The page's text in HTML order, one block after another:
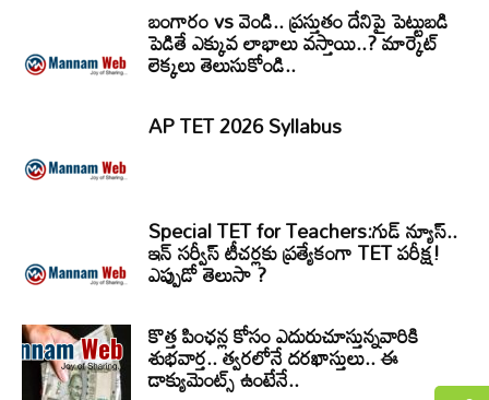
బంగారం vs వెండి.. ప్రస్తుతం దేనిపై పెట్టుబడి
పెడితే ఎక్కువ లాభాలు వస్తాయి..? మార్కెట్
లెక్కలు తెలుసుకోండి..
AP TET 2026 Syllabus
Special TET for Teachers:గుడ్ న్యూస్..
ఇన్ సర్వీస్ టీచర్లకు ప్రత్యేకంగా TET పరీక్ష!
ఎప్పుడో తెలుసా ?
కొత్త పింఛన్ల కోసం ఎదురుచూస్తున్నవారికి
శుభవార్త.. త్వరలోనే దరఖాస్తులు.. ఈ
డాక్యుమెంట్స్ ఉంటేనే..